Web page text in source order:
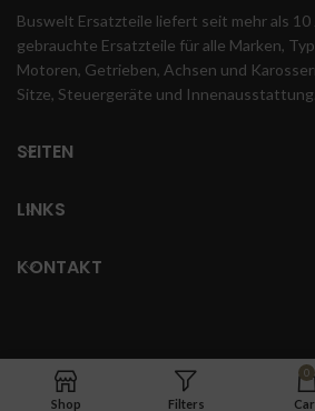
Buswelt Ersatzteile liefert seit mehr als 10
gebrauchte Ersatzteile für alle Marken,
Motoren, Getrieben, Achsen und
Sitze, Steuergeräte und Innenausstattung.
SEITEN
LINKS
KONTAKT
Shop Filters
0